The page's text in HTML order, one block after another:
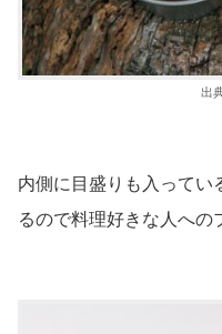
出
内側に目盛りも入ってい
るので料理好きな人への